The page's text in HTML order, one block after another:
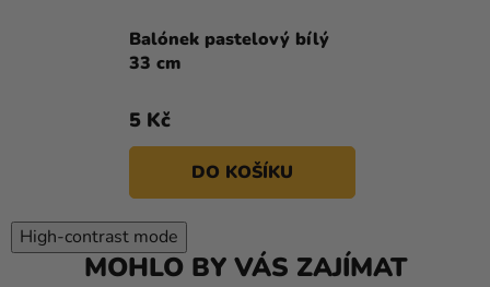
Balónek pastelový bílý
33 cm
5 Kč
DO KOŠÍKU
High-contrast mode
MOHLO BY VÁS ZAJÍMAT